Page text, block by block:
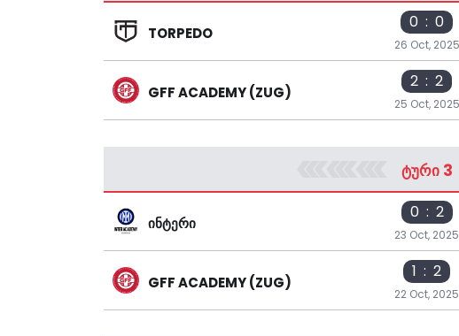
TORPEDO
0 : 0
26 Oct, 2025
GFF ACADEMY (ZUG)
2 : 2
25 Oct, 2025
ᲢᲣᲠᲘ 3
ᲘᲜᲢᲔᲠᲘ
0 : 2
23 Oct, 2025
GFF ACADEMY (ZUG)
1 : 2
22 Oct, 2025